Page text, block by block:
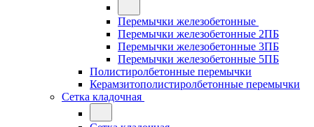
Перемычки железобетонные
Перемычки железобетонные 2ПБ
Перемычки железобетонные 3ПБ
Перемычки железобетонные 5ПБ
Полистиролбетонные перемычки
Керамзитополистиролбетонные перемычки
Сетка кладочная